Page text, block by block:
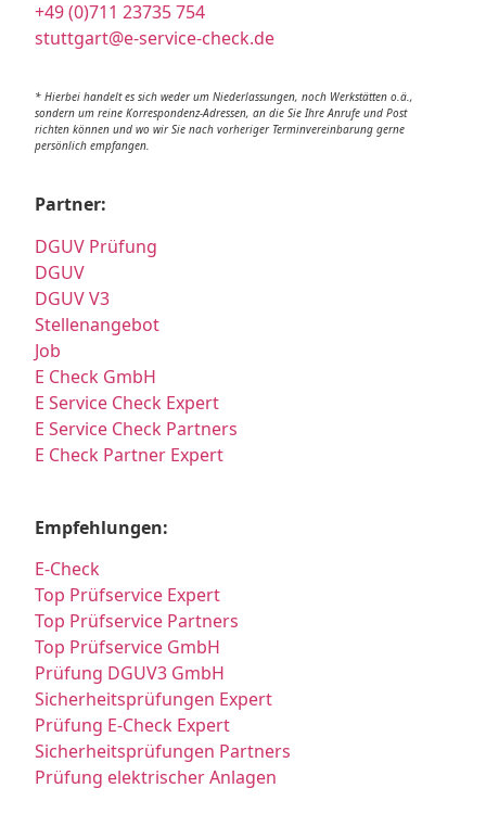
+49 (0)711 23735 754
stuttgart@e-service-check.de
* Hierbei handelt es sich weder um Niederlassungen, noch Werkstätten o.ä.,
sondern um reine Korrespondenz-Adressen, an die Sie Ihre Anrufe und Post
richten können und wo wir Sie nach vorheriger Terminvereinbarung gerne
persönlich empfangen.
Partner:
DGUV Prüfung
DGUV
DGUV V3
Stellenangebot
Job
E Check GmbH
E Service Check Expert
E Service Check Partners
E Check Partner Expert
Empfehlungen:
E-Check
Top Prüfservice Expert
Top Prüfservice Partners
Top Prüfservice GmbH
Prüfung DGUV3 GmbH
Sicherheitsprüfungen Expert
Prüfung E-Check Expert
Sicherheitsprüfungen Partners
Prüfung elektrischer Anlagen